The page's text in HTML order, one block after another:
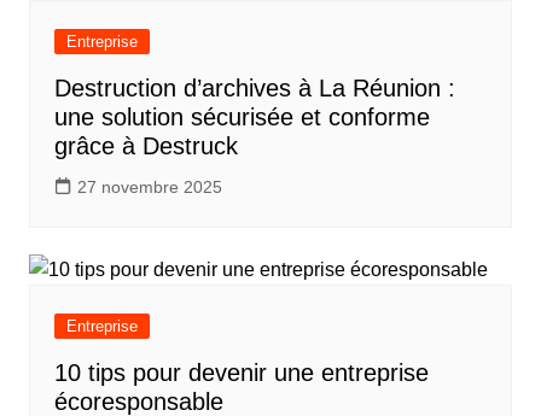
Entreprise
Destruction d’archives à La Réunion :
une solution sécurisée et conforme
grâce à Destruck
27 novembre 2025
Entreprise
10 tips pour devenir une entreprise
écoresponsable